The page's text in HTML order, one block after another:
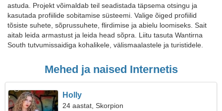
astuda. Projekt võimaldab teil seadistada täpsema otsingu ja
kasutada profiilide sobitamise süsteemi. Valige õiged profiilid
tõsiste suhete, sõprussuhete, flirdimise ja abielu loomiseks. Sait
aitab leida armastust ja leida head sõpra. Liitu tasuta Wantirna
South tutvumissaidiga kohalikele, välismaalastele ja turistidele.
Mehed ja naised Internetis
Holly
24 aastat, Skorpion